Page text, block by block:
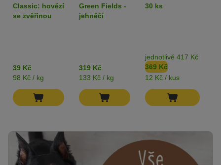
400 g
Classic: hovězí
se zvěřinou
39 Kč
98 Kč / kg
Adult 6 x 400 g
- single protein
Green Fields -
jehněčí
319 Kč
133 Kč / kg
30 ks
jednotlivě 417 Kč
369 Kč
12 Kč / kus